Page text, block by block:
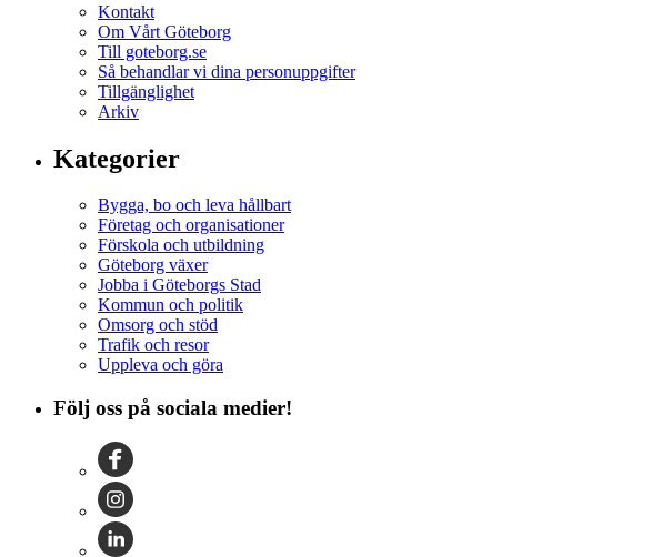
Kontakt
Om Vårt Göteborg
Till goteborg.se
Så behandlar vi dina personuppgifter
Tillgänglighet
Arkiv
Kategorier
Bygga, bo och leva hållbart
Företag och organisationer
Förskola och utbildning
Göteborg växer
Jobba i Göteborgs Stad
Kommun och politik
Omsorg och stöd
Trafik och resor
Uppleva och göra
Följ oss på sociala medier!